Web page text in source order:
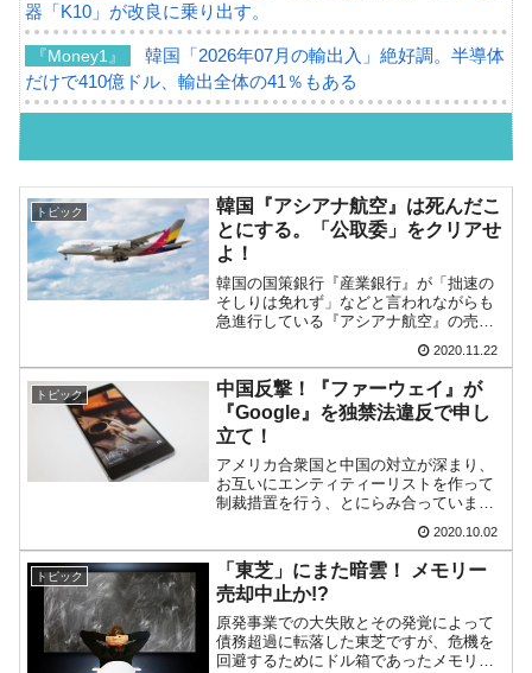
器「K10」が改良に乗り出す。
『Money1』
韓国「2026年07月の輸出入」絶好調。半導体
だけで410億ドル、輸出全体の41％もある
『Money1』
【韓国の外貨準備】2026年07月は4,279億ド
ル。外平債の発行「19.4億ドル」
『Money1』
韓国「ここは北朝鮮なのか。選管がサーバー
にウソのデータを入力したのは明白だ」
韓国･李在明さっそく不動産対策で浅薄な発
『Money1』
韓国は「中国と同じく」投資に不適格な国
『Money1』
『韓国銀行』が「金の保有量を増やします」
⇒「金を経由するドル入手」手段ではないのか？
『Money1』
韓国･外為取引量「1日当たり1,214.4億ドル」
まで拡大 ⇒ 海外資金の動きに強く左右される状態
『Money1』
韓国･帰ってきた李在明。李在明を支持しな
い「50.5％」に上昇
トピック
韓国『アシアナ航空』は死んだこ
とにする。「公取委」をクリアせ
よ！
韓国の国策銀行『産業銀行』が「拙速の
そしりは免れず」などと言われながらも
急進行している『アシアナ航空』の売却
るようで、『韓進KAL』の懐事情などの
不安はあるものの、とにかく平押しでい
く一手です。ただし、一...
2020.11.22
トピック
中国反撃！『ファーウェイ』が
『Google』を独禁法違反で申し
立て！
アメリカ合衆国と中国の対立が深まり、
お互いにエンティティーリストを作って
制裁措置を行う、とにらみ合っていま
す。この対立の煽りを食った形になって
いるのが中国企業『ファーウェイ』
（Huawei：華為技術）。エンティティー
リストに入ったことからア...
2020.10.02
トピック
「東芝」にまた暗雲！ メモリー
売却中止か!?
原発事業での大失敗とその発覚によって
債務超過に転落した東芝ですが、危機を
回避するためにドル箱であったメモリー